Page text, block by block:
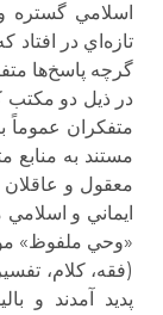
اسلامي
تازه‌اي در
گرچه پاسخ‌ها
در ذيل دو مكتب
متفكران عموماً
مستند به منابع
معقول و عاقلان
ايماني و اسلامي
«وحي ملفوظ»
(فقه، كلام،
پديد آمدند و